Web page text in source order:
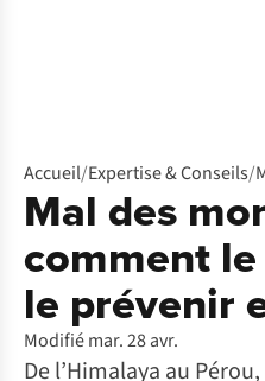
Accueil/Expertise & Conseils/
Mal des
comment
le prévenir
Modifié mar. 28 avr.
De l’Himalaya au